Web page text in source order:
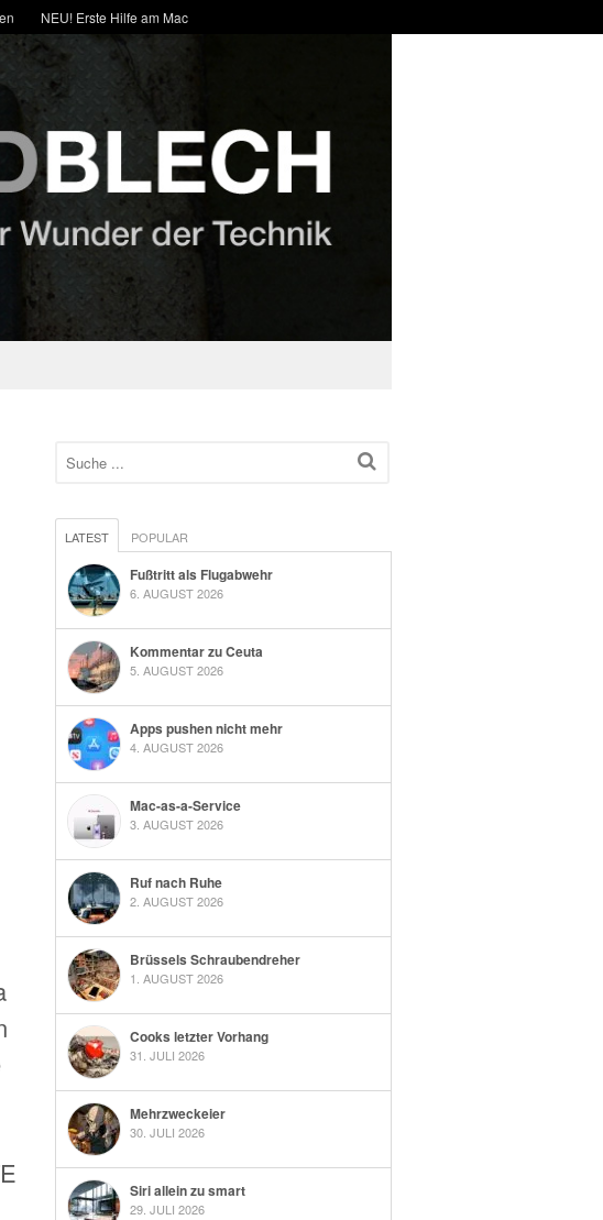
NEU! Erste Hilfe am Mac
LATEST POPULAR
Fußtritt als Flugabwehr
6. AUGUST 2026
Kommentar zu Ceuta
5. AUGUST 2026
Apps pushen nicht mehr
4. AUGUST 2026
Mac-as-a-Service
3. AUGUST 2026
Ruf nach Ruhe
2. AUGUST 2026
Brüssels Schraubendreher
1. AUGUST 2026
Cooks letzter Vorhang
31. JULI 2026
Mehrzweckeier
30. JULI 2026
Siri allein zu smart
29. JULI 2026